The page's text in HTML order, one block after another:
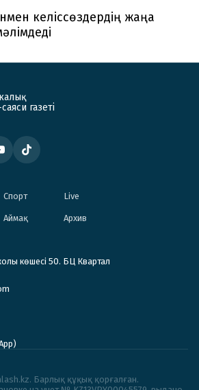
келіссөздердің жаңа
газеті
Спорт Live
Аймақ Архив
көшесі 50. БЦ Квартал
Барлық құқық қорғалған.